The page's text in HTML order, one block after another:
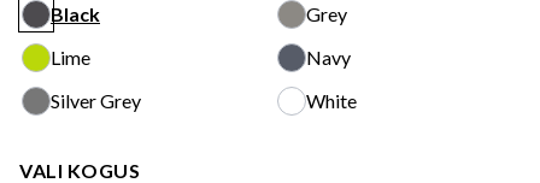
Black
Black
Grey
Grey
Lime
Lime
Navy
Navy
Silver Grey
Silver Grey
White
White
VALI KOGUS